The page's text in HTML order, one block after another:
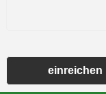
einreichen